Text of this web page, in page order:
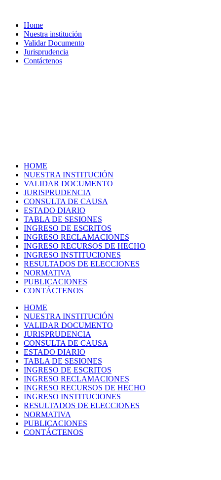
Home
Nuestra institución
Validar Documento
Jurisprudencia
Contáctenos
HOME
NUESTRA INSTITUCIÓN
VALIDAR DOCUMENTO
JURISPRUDENCIA
CONSULTA DE CAUSA
ESTADO DIARIO
TABLA DE SESIONES
INGRESO DE ESCRITOS
INGRESO RECLAMACIONES
INGRESO RECURSOS DE HECHO
INGRESO INSTITUCIONES
RESULTADOS DE ELECCIONES
NORMATIVA
PUBLICACIONES
CONTÁCTENOS
HOME
NUESTRA INSTITUCIÓN
VALIDAR DOCUMENTO
JURISPRUDENCIA
CONSULTA DE CAUSA
ESTADO DIARIO
TABLA DE SESIONES
INGRESO DE ESCRITOS
INGRESO RECLAMACIONES
INGRESO RECURSOS DE HECHO
INGRESO INSTITUCIONES
RESULTADOS DE ELECCIONES
NORMATIVA
PUBLICACIONES
CONTÁCTENOS